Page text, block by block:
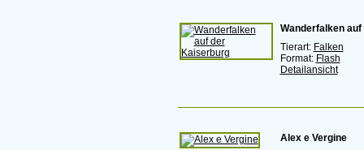
Wanderfalken
Tierart: Falken
Format: Flash
Detailansicht
Alex e Vergine